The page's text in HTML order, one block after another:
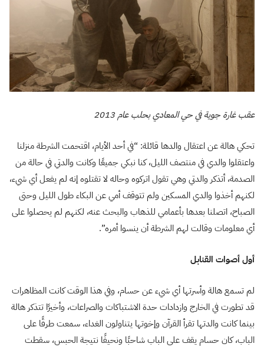
عقب غارة جوية في حي المعادي بحلب عام 2013
تحكي هالة عن اعتقال والدها قائلة: “في أحد الأيام، اقتحمت الشرطة منزلنا
واعتقلوا والدي في منتصف الليل، كنا نبكي جميعًا وكانت والدتي في حالة من
الصدمة، أتذكر والدتي وهي تقول اتركوه وحاله لا تقتلوه إنه لم يفعل أي شيء،
لكنهم أخذوا والدي المسكين ولم تتوقف أمي عن البكاء طول الليل وحتى
الصباح، اتصلنا بعدها بأعمامي للذهاب والبحث عنه، لكنهم لم يحصلوا على
أي معلومات وقالت لهم الشرطة أن ينسوا أمره”.
أول أصوات القنابل
لم تسمع هالة وأسرتها أي شيء عن حسام، وفي هذا الوقت كانت المظاهرات
قد تطورت في الخارج وازدادات حدة الاشتباكات والصراعات، وأخيرًا تتذكر هالة
بينما كانت والدتها تقرأ القرآن وإخوتها يتناولون الغداء، سمعت طرقًا على
الباب، كان حسام يقف على الباب شاحبًا ونحيفًا نتيجة الحبس، سقطت